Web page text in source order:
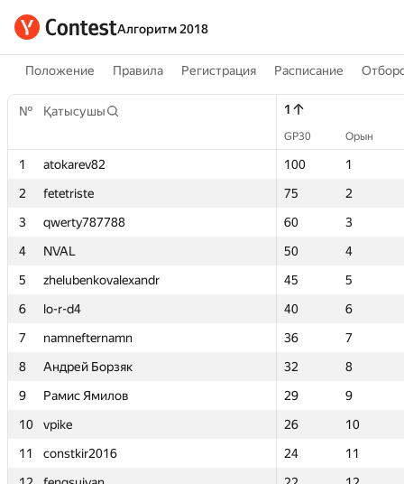
Алгоритм 2018
Положение Правила Регистрация Расписание
№ Қатысушы 1
GP30 Орын
1 atokarev82 100
1
2
fetetriste 75
2
3
qwerty787788 60
3
4
NVAL 50
4
5
zhelubenkovalexandr 45
5
6
lo-r-d4 40
6
7
namnefternamn 36
7
8
Андрей Борзяк 32
8
9
Рамис Ямилов 29
9
10
vpike 26
10
11
constkir2016 24
11
№ Қатысушы 1
GP30 Орын
1 atokarev82 100
1
2
fetetriste 75
2
3
qwerty787788 60
3
4
NVAL 50
4
5
zhelubenkovalexandr 45
5
6
lo-r-d4 40
6
7
namnefternamn 36
7
8
Андрей Борзяк 32
8
9
Рамис Ямилов 29
9
10
vpike 26
10
11
constkir2016 24
11